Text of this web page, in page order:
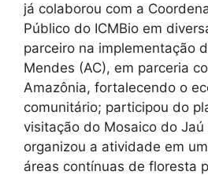
já colaborou com a
Público do ICMBio em
parceiro na implementação
Mendes (AC), em parceria
Amazônia, fortalecendo o
comunitário; participou do
visitação do Mosaico do Jaú
organizou a atividade em
áreas contínuas de floresta